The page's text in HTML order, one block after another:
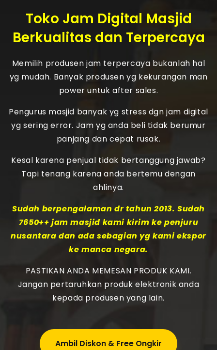
Toko Jam Digital Masjid
Berkualitas dan Terpercaya
Memilih produsen jam terpercaya bukanlah hal
yg mudah. Banyak produsen yg kekurangan man
power untuk after sales.
Pengurus masjid banyak yg stress dgn jam digital
yg sering error. Jam yg anda beli tidak berumur
panjang dan cepat rusak.
Kesal karena penjual tidak bertanggung jawab?
Tapi tenang karena anda bertemu dengan
ahlinya.
Sudah berpengalaman dr tahun 2013. Sudah
7650++ jam masjid kami kirim ke penjuru
nusantara dan ada sebagian yg kami ekspor
ke manca negara.
PASTIKAN ANDA MEMESAN PRODUK KAMI.
Jangan pertaruhkan produk elektronik anda
kepada produsen yang lain.
Ambil Diskon & Free Ongkir